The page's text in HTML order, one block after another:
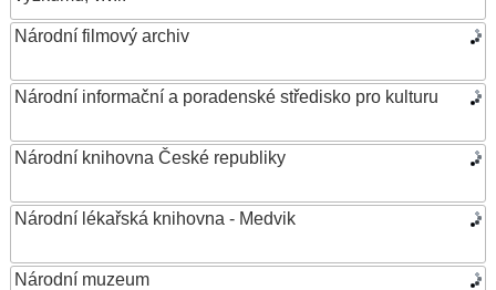
Národní filmový archiv
Národní informační a poradenské středisko pro kulturu
Národní knihovna České republiky
Národní lékařská knihovna - Medvik
Národní muzeum